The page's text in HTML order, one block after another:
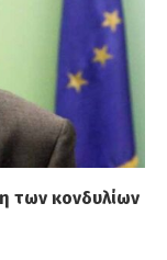
των κονδυλίων